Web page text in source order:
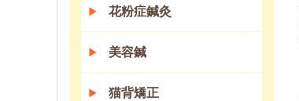
花粉症鍼灸
美容鍼
猫背矯正